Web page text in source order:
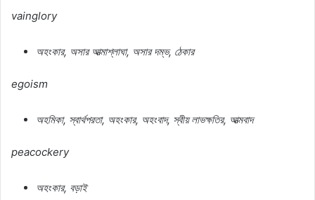
vainglory
অহংকার, অসার আত্মাশ্লাঘা, অসার দম্ভ, ঠেকার
egoism
অহমিকা, স্বার্থপরতা, অহংকার, অহংবাদ, স্বীয় লাভক্ষতির, আত্মবাদ
peacockery
অহংকার, বড়াই